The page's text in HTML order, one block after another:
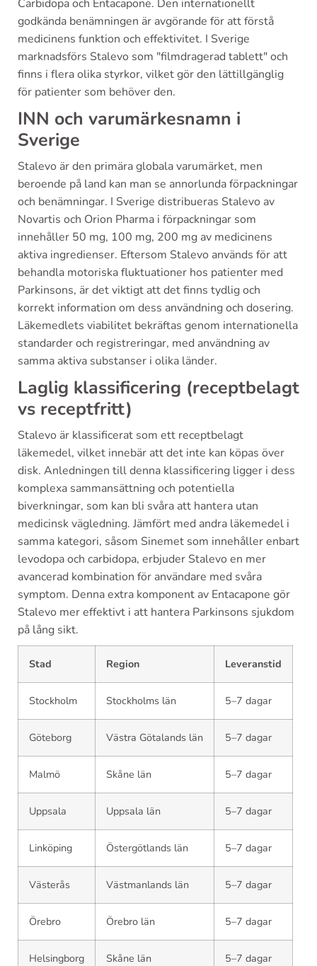
Carbidopa och Entacapone. Den internationellt
godkända benämningen är avgörande för att förstå
medicinens funktion och effektivitet. I Sverige
marknadsförs Stalevo som "filmdragerad tablett" och
finns i flera olika styrkor, vilket gör den lättillgänglig
för patienter som behöver den.
INN och varumärkesnamn i
Sverige
Stalevo är den primära globala varumärket, men
beroende på land kan man se annorlunda förpackningar
och benämningar. I Sverige distribueras Stalevo av
Novartis och Orion Pharma i förpackningar som
innehåller 50 mg, 100 mg, 200 mg av medicinens
aktiva ingredienser. Eftersom Stalevo används för att
behandla motoriska fluktuationer hos patienter med
Parkinsons, är det viktigt att det finns tydlig och
korrekt information om dess användning och dosering.
Läkemedlets viabilitet bekräftas genom internationella
standarder och registreringar, med användning av
samma aktiva substanser i olika länder.
Laglig klassificering (receptbelagt
vs receptfritt)
Stalevo är klassificerat som ett receptbelagt
läkemedel, vilket innebär att det inte kan köpas över
disk. Anledningen till denna klassificering ligger i dess
komplexa sammansättning och potentiella
biverkningar, som kan bli svåra att hantera utan
medicinsk vägledning. Jämfört med andra läkemedel i
samma kategori, såsom Sinemet som innehåller enbart
levodopa och carbidopa, erbjuder Stalevo en mer
avancerad kombination för användare med svåra
symptom. Denna extra komponent av Entacapone gör
Stalevo mer effektivt i att hantera Parkinsons sjukdom
på lång sikt.
Stad Region Leveranstid
Stockholm Stockholms län 5–7 dagar
Göteborg Västra Götalands län 5–7 dagar
Malmö Skåne län 5–7 dagar
Uppsala Uppsala län 5–7 dagar
Linköping Östergötlands län 5–7 dagar
Västerås Västmanlands län 5–7 dagar
Örebro Örebro län 5–7 dagar
Helsingborg Skåne län 5–7 dagar